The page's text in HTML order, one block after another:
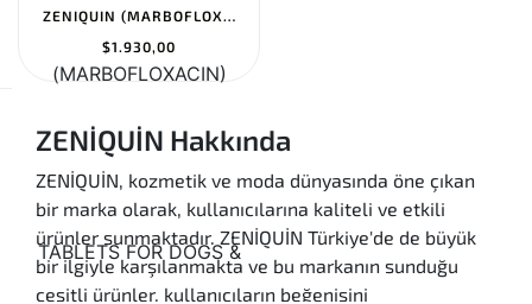
ZENIQUIN (MARBOFLOXACIN) TABLETS FOR DOGS & CATS, 200-MG, 60 TABL...
$1.930,00
ZENİQUİN Hakkında
ZENİQUİN, kozmetik ve moda dünyasında öne çıkan
bir marka olarak, kullanıcılarına kaliteli ve etkili
ürünler sunmaktadır. ZENİQUİN Türkiye'de de büyük
bir ilgiyle karşılanmakta ve bu markanın sunduğu
çeşitli ürünler, kullanıcıların beğenisini